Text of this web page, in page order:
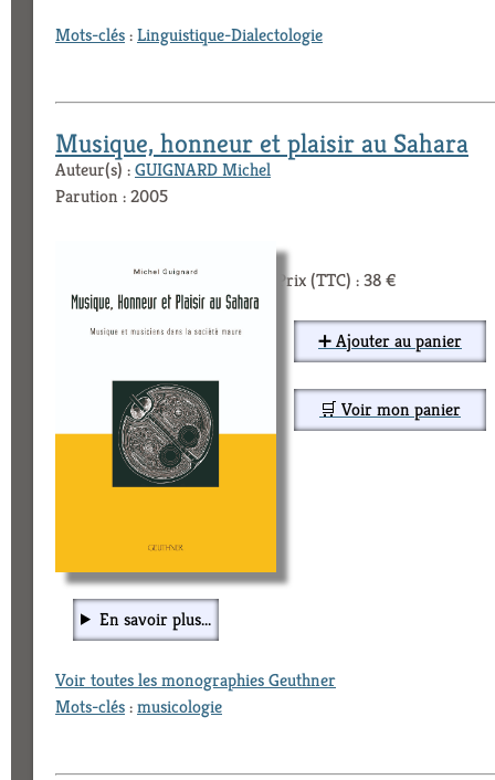
Mots-clés:Linguistique-Dialectologie
Musique, honneur et plaisir au Sahara
Auteur(s) :GUIGNARD Michel
Parution : 2005
Prix (TTC) : 38 €
➕ Ajouter au panier
🛒 Voir mon panier
En savoir plus...
Voir toutes les monographies Geuthner
Mots-clés:musicologie